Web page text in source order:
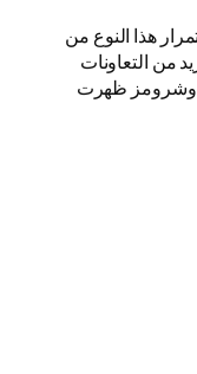
هذا النوع من
من التعاونات
وشرومز ظهرت